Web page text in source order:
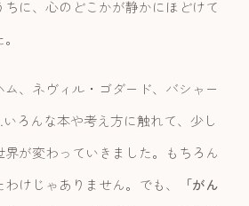
に、心のどこかが静かにほどけて
、ネヴィル・ゴダード、バシャー
ろんな本や考え方に触れて、少し
が変わっていきました。もちろん
けじゃありません。でも、
「がん